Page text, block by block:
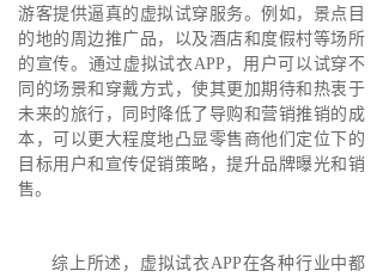
游客提供逼真的虚拟试穿服务。例如，景点目
的地的周边推广品，以及酒店和度假村等场所
的宣传。通过虚拟试衣APP，用户可以试穿不
同的场景和穿戴方式，使其更加期待和热衷于
未来的旅行，同时降低了导购和营销推销的成
本，可以更大程度地凸显零售商他们定位下的
目标用户和宣传促销策略，提升品牌曝光和销
售。
综上所述，虚拟试衣APP在各种行业中都